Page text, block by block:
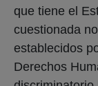
que tiene el
cuestionada
establecidos
Derechos